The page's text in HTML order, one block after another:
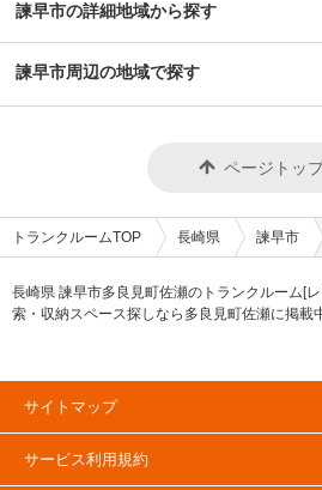
諫早市の詳細地域から探す
諫早市周辺の地域で探す
ページトッ
トランクルームTOP 長崎県 諫早市
長崎県 諫早市多良見町佐瀬のトランクルーム[
索・収納スペース探しなら多良見町佐瀬に掲載
倉庫・レンタルコンテナなどの収納スペースを
さ・料金[賃料]・セキュリティ・空調完備・24
で絞込み！豊富な物件数から様々な方法でご希
るトランクルーム情報サイトです。多良見町佐
サイトマップ
サービス利用規約